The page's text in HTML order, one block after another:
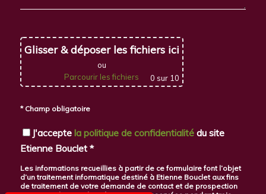
Glisser & déposer les fichiers ici
ou
Parcourir les fichiers
0 sur 10
* Champ obligatoire
J'accepte la politique de confidentialitédu site
Etienne Bouclet *
Les informations recueillies à partir de ce formulaire font l’objet
d’un traitement informatique destiné à Etienne Bouclet aux fins
de traitement de votre demande de contact et de prospection